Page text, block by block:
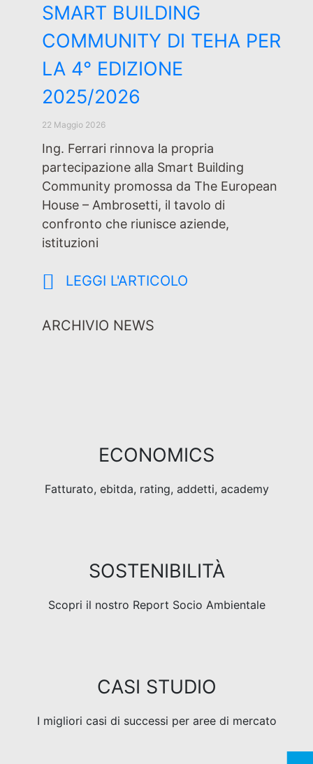
SMART BUILDING
COMMUNITY DI TEHA PER
LA 4° EDIZIONE
2025/2026
22 Maggio 2026
Ing. Ferrari rinnova la propria
partecipazione alla Smart Building
Community promossa da The European
House – Ambrosetti, il tavolo di
confronto che riunisce aziende,
istituzioni
LEGGI L'ARTICOLO
ARCHIVIO NEWS
ECONOMICS
Fatturato, ebitda, rating, addetti, academy
SOSTENIBILITÀ
Scopri il nostro Report Socio Ambientale
CASI STUDIO
I migliori casi di successi per aree di mercato